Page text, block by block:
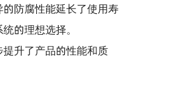
防腐性能延长了使用寿
的理想选择。
升了产品的性能和质